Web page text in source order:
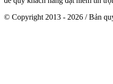
© Copyright 2013 - 2026 / Bản